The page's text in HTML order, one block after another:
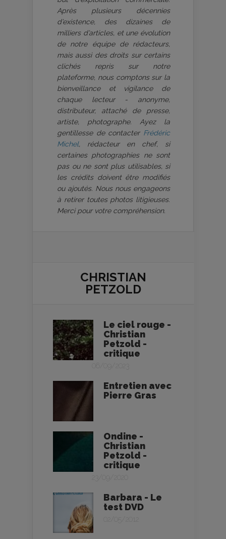
Après plusieurs décennies
d’existence, des dizaines de
milliers d’articles, et une évolution
de notre équipe de rédacteurs,
mais aussi des droits sur certains
clichés repris sur notre
plateforme, nous comptons sur la
bienveillance et vigilance de
chaque lecteur - anonyme,
distributeur, attaché de presse,
artiste, photographe. Ayez la
gentillesse de contacter Frédéric
Michel, rédacteur en chef, si
certaines photographies ne sont
pas ou ne sont plus utilisables, si
les crédits doivent être modifiés
ou ajoutés. Nous nous engageons
à retirer toutes photos litigieuses.
Merci pour votre compréhension.
CHRISTIAN
PETZOLD
Le ciel rouge -
Christian
Petzold -
critique
Entretien avec
Pierre Gras
Ondine -
Christian
Petzold -
critique
Barbara - Le
test DVD